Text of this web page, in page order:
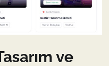
ve